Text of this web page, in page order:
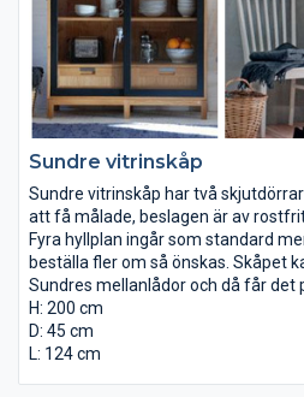
Sundre vitrinskåp
Sundre vitrinskåp har två
att få målade, beslagen är av
Fyra hyllplan ingår som standard
beställa fler om så önskas. Skåpet
Sundres mellanlådor och då får det
hylla.
H: 200 cm
D: 45 cm
L: 124 cm